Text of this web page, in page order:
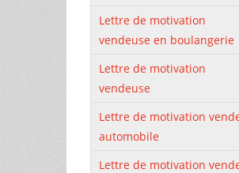
Lettre de motivation
vendeuse en boulangerie
Lettre de motivation
vendeuse
Lettre de motivation
automobile
Lettre de motivation